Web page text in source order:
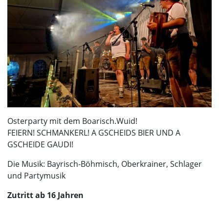
Osterparty mit dem Boarisch.Wuid!
FEIERN! SCHMANKERL! A GSCHEIDS BIER UND A
GSCHEIDE GAUDI!
Die Musik: Bayrisch-Böhmisch, Oberkrainer, Schlager
und Partymusik
Zutritt ab 16 Jahren